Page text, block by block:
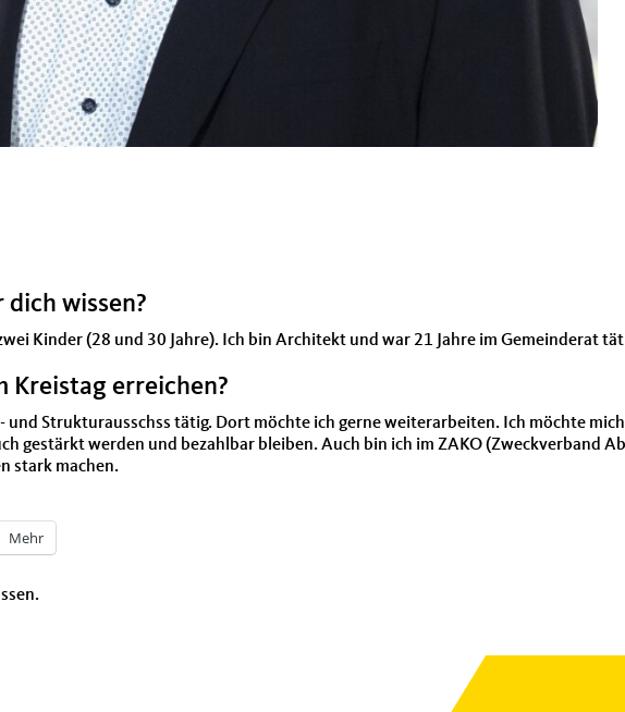
dich wissen?
Kinder (28 und 30 Jahre). Ich bin Architekt und war 21 Jahre im Gemeinderat
Kreistag erreichen?
und Strukturausschss tätig. Dort möchte ich gerne weiterarbeiten. Ich möchte
gestärkt werden und bezahlbar bleiben. Auch bin ich im ZAKO (Zweckverband
stark machen.
Mehr